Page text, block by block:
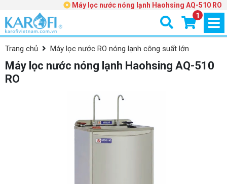
Máy lọc nước nóng lạnh Haohsing AQ-510 RO
1
Trang chủ Máy lọc nước RO nóng lạnh công suất lớn
Máy lọc nước nóng lạnh Haohsing AQ-510
RO